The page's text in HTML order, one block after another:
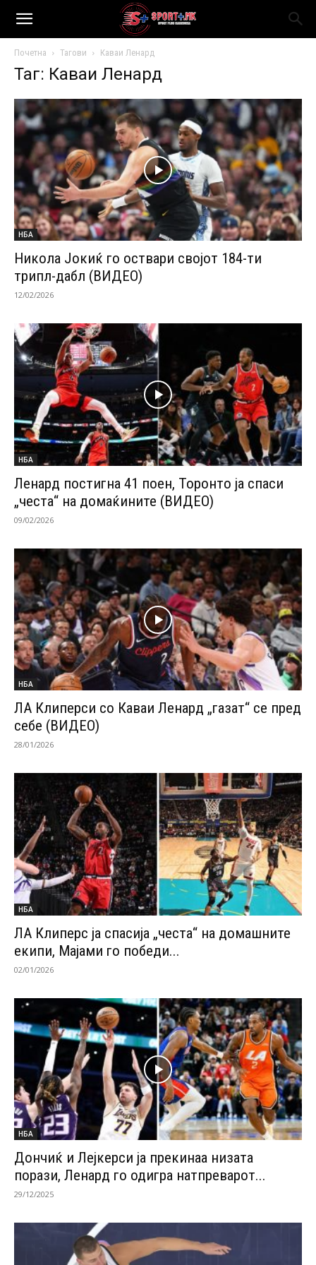
Почетна Тагови Каваи Ленард
Таг: Каваи Ленард
НБА
Никола Јокиќ го оствари својот 184-ти
трипл-дабл (ВИДЕО)
12/02/2026
НБА
Ленард постигна 41 поен, Торонто ја спаси
„честа“ на домаќините (ВИДЕО)
09/02/2026
НБА
ЛА Клиперси со Каваи Ленард „газат“ се пред
себе (ВИДЕО)
28/01/2026
НБА
ЛА Клиперс ја спасија „честа“ на домашните
екипи, Мајами го победи...
02/01/2026
НБА
Дончиќ и Лејкерси ја прекинаа низата
порази, Ленард го одигра натпреварот...
29/12/2025